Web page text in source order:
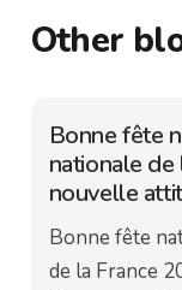
Other
Bonne fête
nationale de
nouvelle
Bonne fête
de la France